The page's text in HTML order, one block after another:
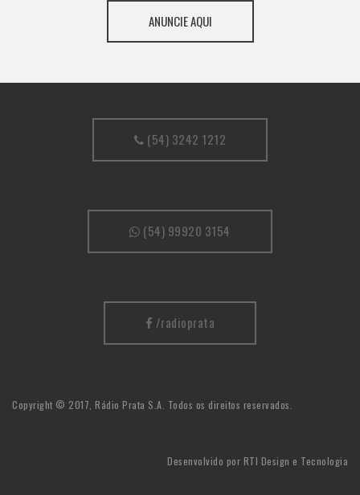
ANUNCIE AQUI
(54) 3242 1212
(54) 99920 3154
/radioprata
Copyright © 2017, Rádio Prata S.A. Todos os direitos reservados.
Desenvolvido por RTI Design e Tecnologia